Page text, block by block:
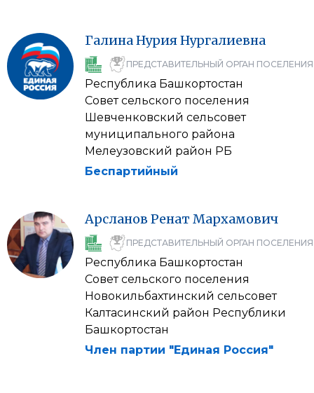
ГалинаНурияНургалиевна
ПРЕДСТАВИТЕЛЬНЫЙ ОРГАН ПОСЕЛЕНИЯ
Республика Башкортостан
Совет сельского поселения
Шевченковский сельсовет
муниципального района
Мелеузовский район РБ
Беспартийный
Арсланов Ренат Мархамович
ПРЕДСТАВИТЕЛЬНЫЙ ОРГАН ПОСЕЛЕНИЯ
Республика Башкортостан
Совет сельского поселения
Новокильбахтинский сельсовет
Калтасинский район Республики
Башкортостан
Член партии "Единая Россия"